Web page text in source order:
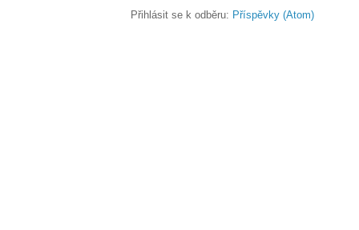
Přihlásit se k odběru: Příspěvky (Atom)